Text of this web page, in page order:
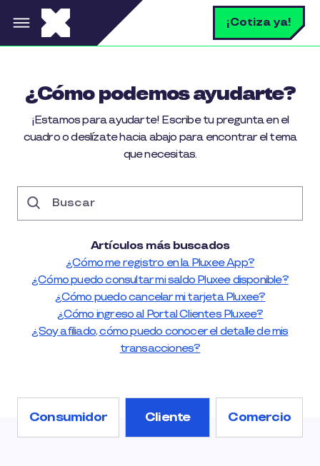
Pasar al contenido principal ¡Cotiza ya!
¿Cómo podemos ayudarte?
¡Estamos para ayudarte! Escribe tu pregunta en el
cuadro o deslízate hacia abajo para encontrar el tema
que necesitas.
Artículos más buscados
¿Cómo me registro en la Pluxee App?
¿Cómo puedo consultar mi saldo Pluxee disponible?
¿Cómo puedo cancelar mi tarjeta Pluxee?
¿Cómo ingreso al Portal Clientes Pluxee?
¿Soy afiliado, cómo puedo conocer el detalle de mis
transacciones?
Consumidor Cliente Comercio